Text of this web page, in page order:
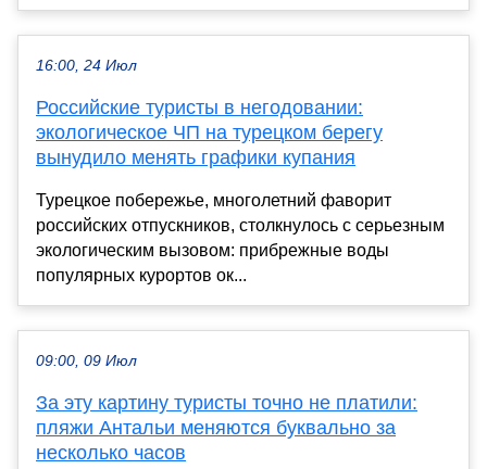
16:00, 24 Июл
Российские туристы в негодовании:
экологическое ЧП на турецком берегу
вынудило менять графики купания
Турецкое побережье, многолетний фаворит
российских отпускников, столкнулось с серьезным
экологическим вызовом: прибрежные воды
популярных курортов ок...
09:00, 09 Июл
За эту картину туристы точно не платили:
пляжи Антальи меняются буквально за
несколько часов